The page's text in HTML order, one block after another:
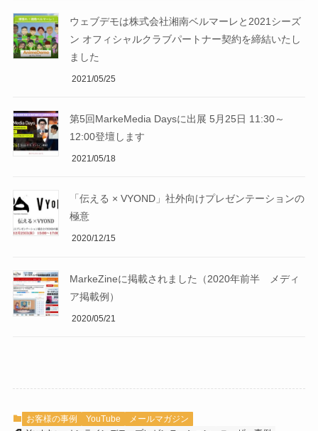
ウェブデモは株式会社湘南ベルマーレと2021シーズ
ン オフィシャルクラブパートナー契約を締結いたし
ました
2021/05/25
第5回MarkeMedia Daysに出展 5月25日 11:30～
12:00登壇します
2021/05/18
「伝える × VYOND」社外向けプレゼンテーションの
極意
2020/12/15
MarkeZineに掲載されました（2020年前半 メディ
ア掲載例）
2020/05/21
お客様の事例 YouTube
メールマガジン